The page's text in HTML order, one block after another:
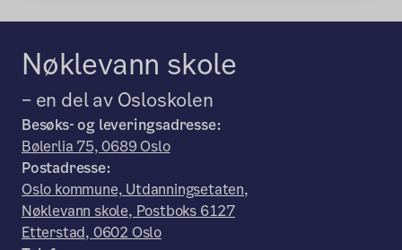
Nøklevann skole
– en del av Osloskolen
Besøks- og leveringsadresse:
Bølerlia 75, 0689 Oslo
Postadresse:
Oslo kommune, Utdanningsetaten,
Nøklevann skole, Postboks 6127
Etterstad, 0602 Oslo